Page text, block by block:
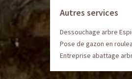
Autres services
Dessouchage arbre
Pose de gazon en
Entreprise abattage